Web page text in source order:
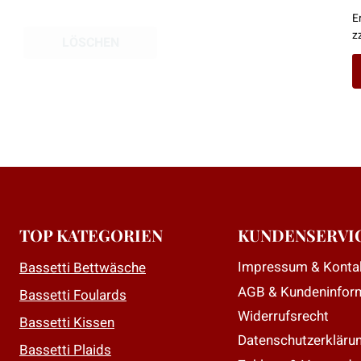
TOP KATEGORIEN
Bassetti Bettwäsche
Bassetti Foulards
Bassetti Kissen
Bassetti Plaids
Impressum &
AGB &
Widerrufsrecht